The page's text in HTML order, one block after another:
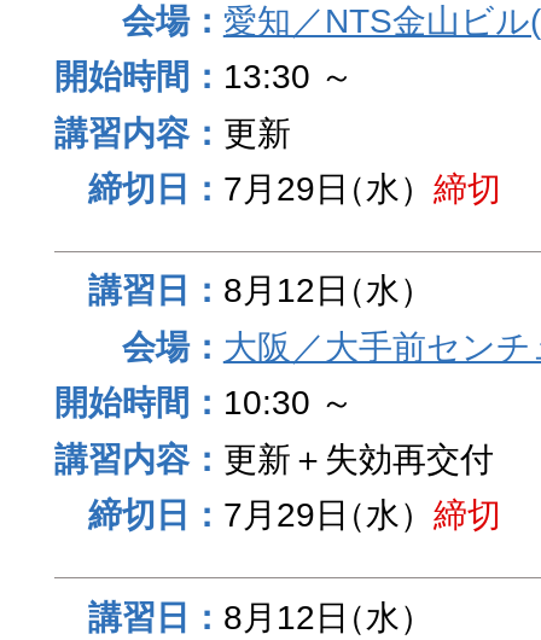
愛知／NTS金山ビ
13:30 ～
更新
7月29日（水） 締切
8月12日（水）
大阪／大手前セン
10:30 ～
更新＋失効再交付
7月29日（水） 締切
8月12日（水）